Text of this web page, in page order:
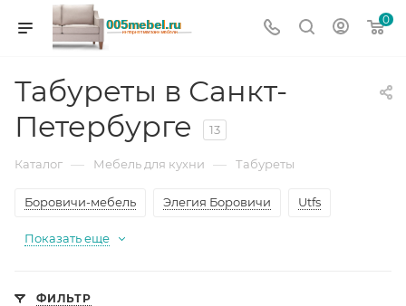
0
Табуреты в Санкт-
Петербурге
13
Каталог — Мебель для кухни — Табуреты
Боровичи-мебель Элегия Боровичи Utfs
Показать еще
ФИЛЬТР